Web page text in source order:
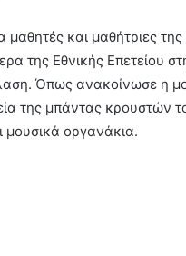
μαθητές και μαθήτριες
της Εθνικής Επετείου
Όπως ανακοίνωσε η
της μπάντας κρουστών
μουσικά οργανάκια.